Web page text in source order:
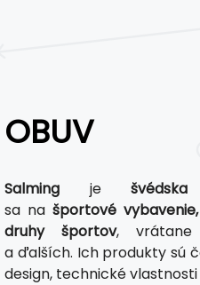
OBUV
Salming je švédska
sa na športové
druhy športov, vrátane
a ďalších. Ich produkty sú
design, technické vlastnosti